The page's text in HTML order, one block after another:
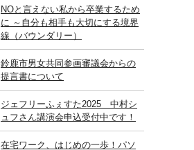
NOと言えない私から卒業するため
に ～自分も相手も大切にする境界
線（バウンダリー）
鈴鹿市男女共同参画審議会からの
提言書について
ジェフリーふぇすた2025 中村シ
ュフさん講演会申込受付中です！
在宅ワーク、はじめの一歩！パソ